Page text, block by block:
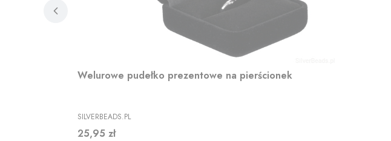
Welurowe pudełko prezentowe na pierścionek
PRODUCENT
SILVERBEADS.PL
Cena
25,95 zł